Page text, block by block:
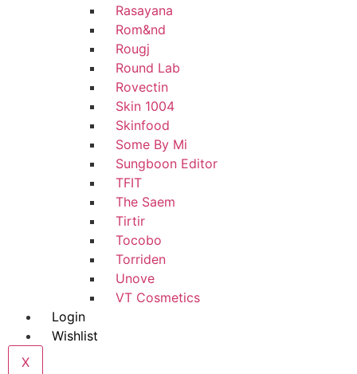
Rasayana
Rom&nd
Rougj
Round Lab
Rovectin
Skin 1004
Skinfood
Some By Mi
Sungboon Editor
TFIT
The Saem
Tirtir
Tocobo
Torriden
Unove
VT Cosmetics
Login
Wishlist
X